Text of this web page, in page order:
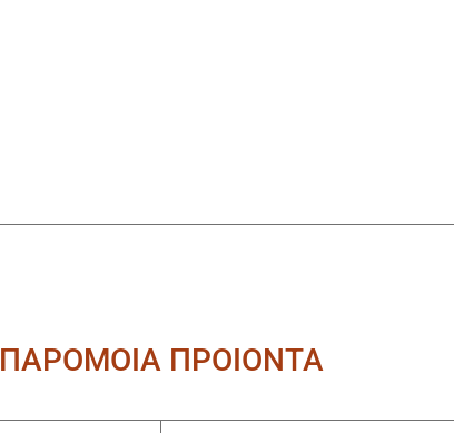
ΠΑΡΟΜΟΙΑ ΠΡΟΙΟΝΤΑ